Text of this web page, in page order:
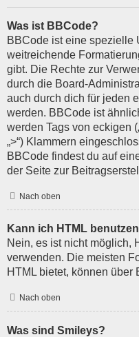
Was ist BBCode?
BBCode ist eine spezielle
weitreichende
gibt. Die Rechte zur
durch die Board-
auch durch dich für jeden
werden. BBCode ist
werden Tags von eckigen
„>“) Klammern
BBCode findest du auf
der Seite zur
Nach oben
Kann ich HTML
Nein, es ist nicht möglich,
verwenden. Die meisten
HTML bietet, können über
Nach oben
Was sind Smileys?